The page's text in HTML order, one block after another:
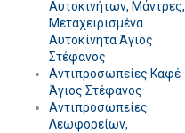
Αυτοκινήτων, Μάντρες,
Μεταχειρισμένα
Αυτοκίνητα Άγιος
Στέφανος
Αντιπροσωπείες Καφέ
Άγιος Στέφανος
Αντιπροσωπείες
Λεωφορείων,